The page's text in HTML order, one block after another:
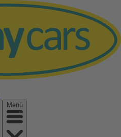
Menü